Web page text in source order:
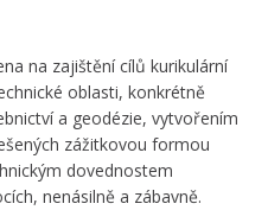
na zajištění cílů kurikulární
oblasti, konkrétně
a geodézie, vytvořením
zážitkovou formou
dovednostem
nenásilně a zábavně.